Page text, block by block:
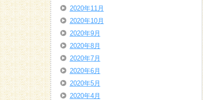
2020年11月
2020年10月
2020年9月
2020年8月
2020年7月
2020年6月
2020年5月
2020年4月